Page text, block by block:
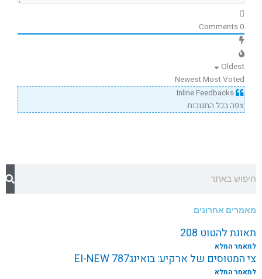
0
Oldest
NewestMost Voted
צפה בכל התגובות
מאמרים אחרונים
תאונת להטוט 208
למאמר המלא
צי המטוסים של ארקיע: בואינג787 EI-NEW
למאמר המלא